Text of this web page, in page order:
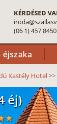
KÉRDÉSED
(06 1) 457 8450
éjszaka
Kastély Hotel>>
éj)